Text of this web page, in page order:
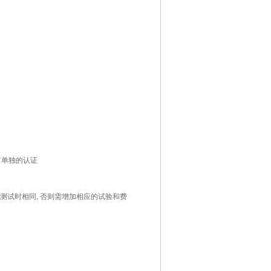
独的认证
试时相同, 否则需增加相应的试验和费